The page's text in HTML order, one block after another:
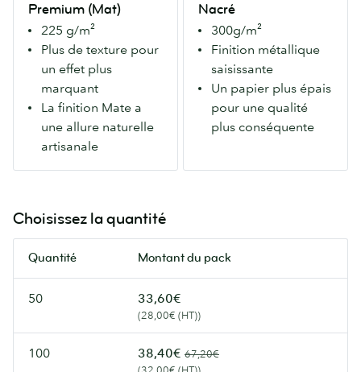
Premium (Mat)
225 g/m²
Plus de texture pour
un effet plus
marquant
La finition Mate a
une allure naturelle
artisanale
avec
finition
Mate
recto
verso.
Pour
couleurs
plus
et
toucher
Nacré
300g/m²
Finition métallique
saisissante
Un papier plus épais
pour une qualité
plus conséquente
une
finition
métallique
remarquable
qui
ressortir
couleurs.
plus
haut
gamme.
Choisissez la quantité
Quantité Montant du pack
50 33,60€
(28,00€ (HT))
100 38,40€ 67,20€